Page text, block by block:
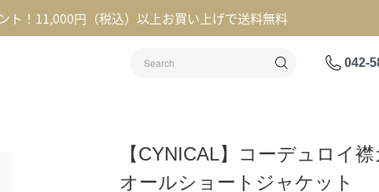
ト！11,000円（税込）以上お買い上げで送料無料
042-
【CYNICAL】コーデュロイ
オールショートジャケット